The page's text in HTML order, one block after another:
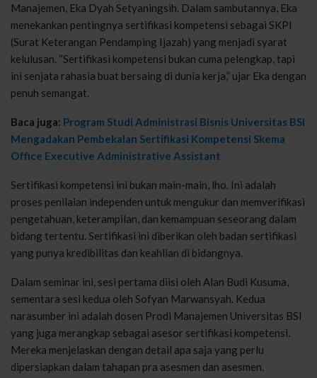
Manajemen, Eka Dyah Setyaningsih. Dalam sambutannya, Eka
menekankan pentingnya sertifikasi kompetensi sebagai SKPI
(Surat Keterangan Pendamping Ijazah) yang menjadi syarat
kelulusan. “Sertifikasi kompetensi bukan cuma pelengkap, tapi
ini senjata rahasia buat bersaing di dunia kerja,” ujar Eka dengan
penuh semangat.
Baca juga: Program Studi Administrasi Bisnis Universitas BSI
Mengadakan Pembekalan Sertifikasi Kompetensi Skema
Office Executive Administrative Assistant
Sertifikasi kompetensi ini bukan main-main, lho. Ini adalah
proses penilaian independen untuk mengukur dan memverifikasi
pengetahuan, keterampilan, dan kemampuan seseorang dalam
bidang tertentu. Sertifikasi ini diberikan oleh badan sertifikasi
yang punya kredibilitas dan keahlian di bidangnya.
Dalam seminar ini, sesi pertama diisi oleh Alan Budi Kusuma,
sementara sesi kedua oleh Sofyan Marwansyah. Kedua
narasumber ini adalah dosen Prodi Manajemen Universitas BSI
yang juga merangkap sebagai asesor sertifikasi kompetensi.
Mereka menjelaskan dengan detail apa saja yang perlu
dipersiapkan dalam tahapan pra asesmen dan asesmen.